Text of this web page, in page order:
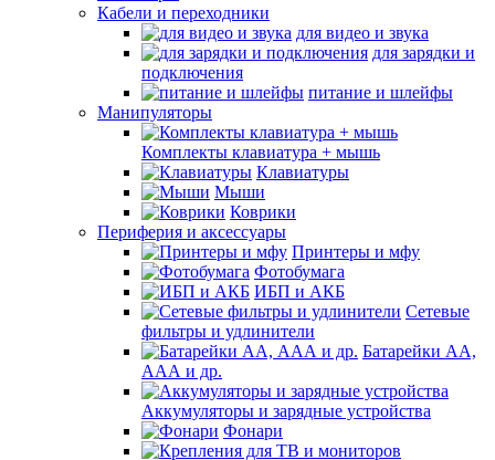
Кабели и переходники
для видео и звука
для зарядки и
подключения
питание и шлейфы
Манипуляторы
Комплекты клавиатура + мышь
Клавиатуры
Мыши
Коврики
Периферия и аксессуары
Принтеры и мфу
Фотобумага
ИБП и АКБ
Сетевые
фильтры и удлинители
Батарейки АА,
ААА и др.
Аккумуляторы и зарядные устройства
Фонари